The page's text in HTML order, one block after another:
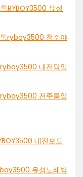
RYBOY3500 유성
ryboy3500 청주야
대전당일
전주룸알
대전보도
유성노래방